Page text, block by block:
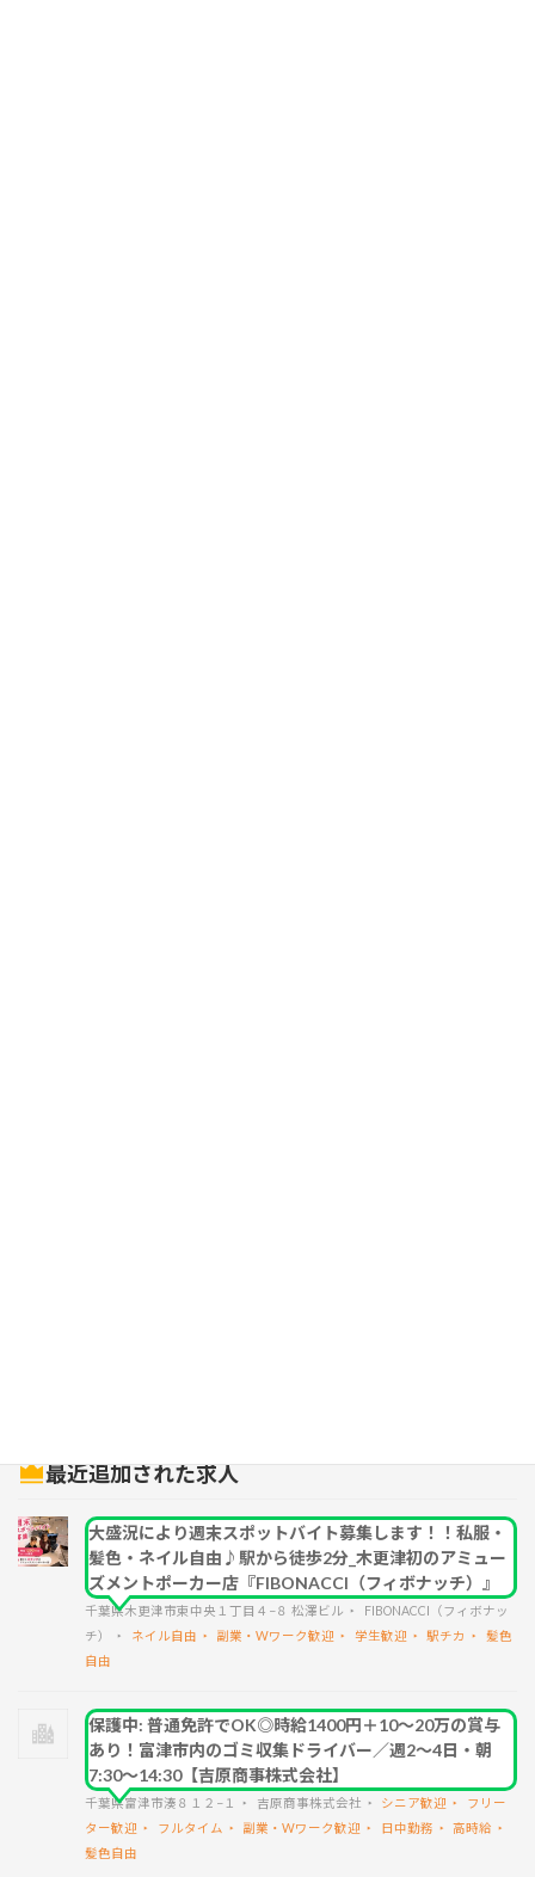
最近追加された求人
大盛況により週末スポットバイト募集します！！私服・
髪色・ネイル自由♪駅から徒歩2分_木更津初のアミュー
ズメントポーカー店『FIBONACCI（フィボナッチ）』
千葉県木更津市東中央１丁目４−８ 松澤ビル
FIBONACCI（フィボナッ
チ）
ネイル自由 副業・Wワーク歓迎 学生歓迎 駅チカ
髪色
自由
保護中: 普通免許でOK◎時給1400円＋10～20万の賞与
あり！富津市内のゴミ収集ドライバー／週2～4日・朝
7:30～14:30【吉原商事株式会社】
千葉県富津市湊８１２−１ 吉原商事株式会社 シニア歓迎
フリー
ター歓迎
フルタイム 副業・Wワーク歓迎 日中勤務
高時給
髪色自由